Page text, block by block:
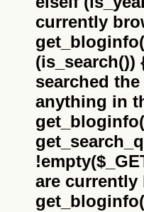
currently
(is_search())
searched the
anything in
are